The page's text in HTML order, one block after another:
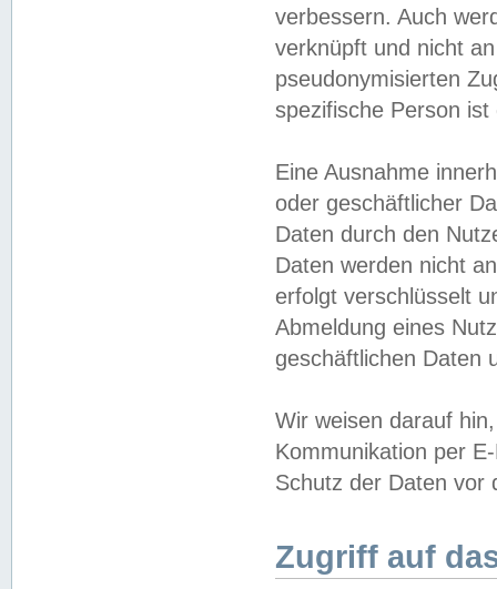
verbessern. Auch
verknüpft und nicht
pseudonymisierten
spezifische Person
Eine Ausnahme
oder geschäftlicher
Daten durch den
Daten werden nicht
erfolgt verschlüsselt
Abmeldung eines
geschäftlichen Daten
Wir weisen darauf
Kommunikation per
Schutz der Daten vor
Zugriff auf